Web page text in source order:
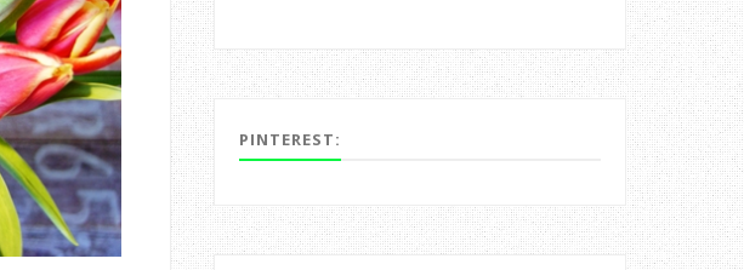
PINTEREST: